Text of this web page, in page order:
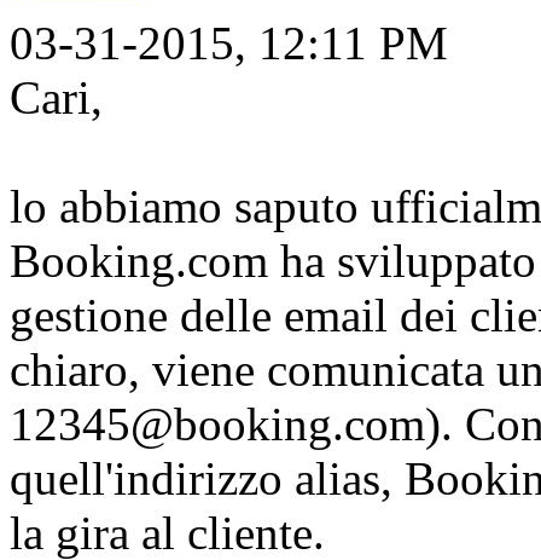
03-31-2015, 12:11 PM
Cari,
lo abbiamo saputo
Booking.com ha
gestione delle email dei
chiaro, viene comunicata
12345@booking.com).
quell'indirizzo alias,
la gira al cliente.